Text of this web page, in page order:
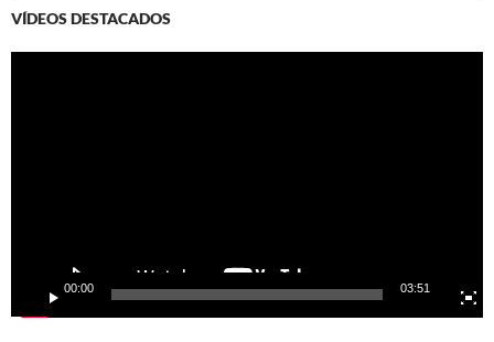
VÍDEOS DESTACADOS
00:00 03:51